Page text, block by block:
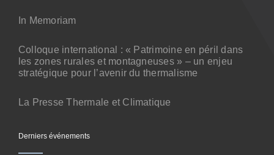
In Memoriam
Colloque international : « Patrimoine en péril dans
les zones rurales et montagneuses » – un enjeu
stratégique pour l’avenir du thermalisme
La Presse Thermale et Climatique
Derniers événements